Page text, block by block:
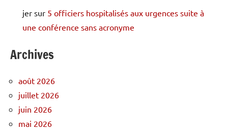
jer sur 5 officiers hospitalisés aux urgences suite à
une conférence sans acronyme
Archives
août 2026
juillet 2026
juin 2026
mai 2026